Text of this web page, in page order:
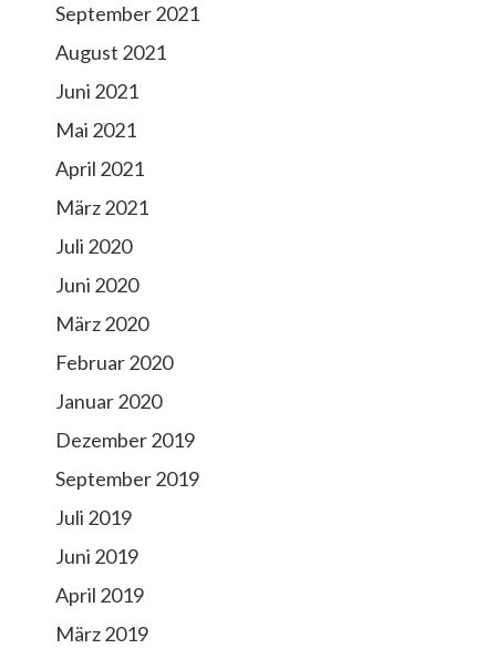
September 2021
August 2021
Juni 2021
Mai 2021
April 2021
März 2021
Juli 2020
Juni 2020
März 2020
Februar 2020
Januar 2020
Dezember 2019
September 2019
Juli 2019
Juni 2019
April 2019
März 2019